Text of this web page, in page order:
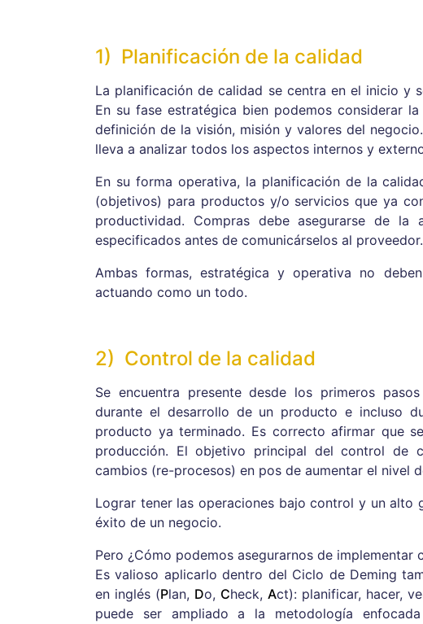
1) Planificación de la calidad
La planificación de calidad se centra en el inicio y
En su fase estratégica bien podemos considerar
definición de la visión, misión y valores del
lleva a analizar todos los aspectos internos y
En su forma operativa, la planificación de la
(objetivos) para productos y/o servicios que ya
productividad. Compras debe asegurarse de
especificados antes de comunicárselos al proveedor.
Ambas formas, estratégica y operativa no
actuando como un todo.
2) Control de la calidad
Se encuentra presente desde los primeros
durante el desarrollo de un producto e incluso
producto ya terminado. Es correcto afirmar que
producción. El objetivo principal del control de
cambios (re-procesos) en pos de aumentar el nivel
Lograr tener las operaciones bajo control y un alto
éxito de un negocio.
Pero ¿Cómo podemos asegurarnos de
Es valioso aplicarlo dentro del Ciclo de Deming
en inglés (Plan, Do, Check, Act): planificar, hacer,
puede ser ampliado a la metodología